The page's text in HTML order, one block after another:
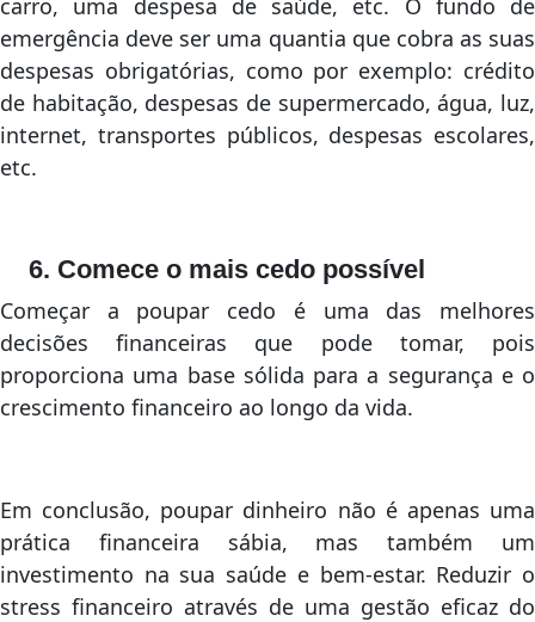
emergência deve ser uma quantia que cobra as suas
despesas obrigatórias, como por exemplo: crédito
de habitação, despesas de supermercado, água, luz,
internet, transportes públicos, despesas escolares,
etc.
6. Comece o mais cedo possível
Começar a poupar cedo é uma das melhores
decisões financeiras que pode tomar, pois
proporciona uma base sólida para a segurança e o
crescimento financeiro ao longo da vida.
Em conclusão, poupar dinheiro não é apenas uma
prática financeira sábia, mas também um
investimento na sua saúde e bem-estar. Reduzir o
stress financeiro através de uma gestão eficaz do